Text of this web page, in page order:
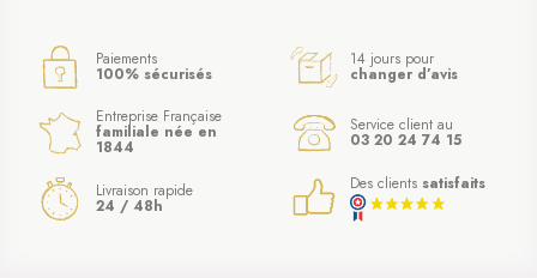
Paiements
100% sécurisés
14 jours pour
changer d’avis
Entreprise Française
familiale née en
1844
Service client au
03 20 24 74 15
Livraison rapide
24 / 48h
Des clients satisfaits